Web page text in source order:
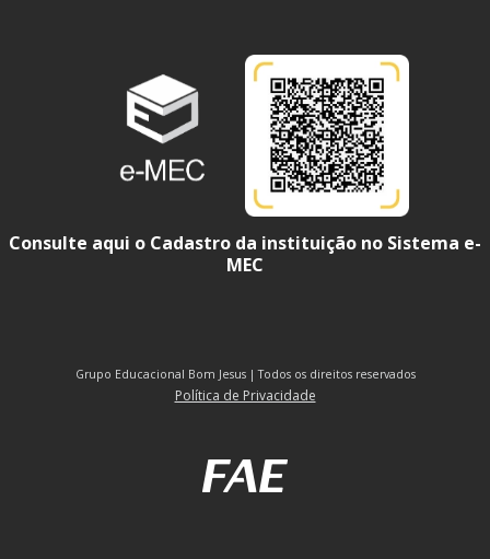
Consulte aqui o Cadastro da instituição no Sistema e-
MEC
Grupo Educacional Bom Jesus | Todos os direitos reservados
Política de Privacidade